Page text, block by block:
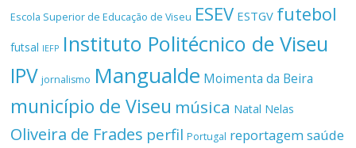
Escola Superior de Educação de Viseu ESEV ESTGV futebol
futsal IEFP Instituto Politécnico de Viseu
IPV jornalismo Mangualde Moimenta da Beira
município de Viseu música Natal Nelas
Oliveira de Frades perfil Portugal reportagemsaúde